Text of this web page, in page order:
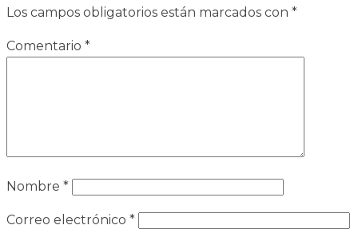
Los campos obligatorios están marcados con *
Comentario *
Nombre *
Correo electrónico *